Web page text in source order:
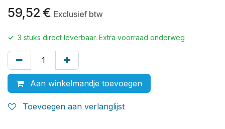
59,52 € Exclusief btw
✓ 3 stuks direct leverbaar. Extra voorraad onderweg
Aan winkelmandje toevoegen
Toevoegen aan verlanglijst